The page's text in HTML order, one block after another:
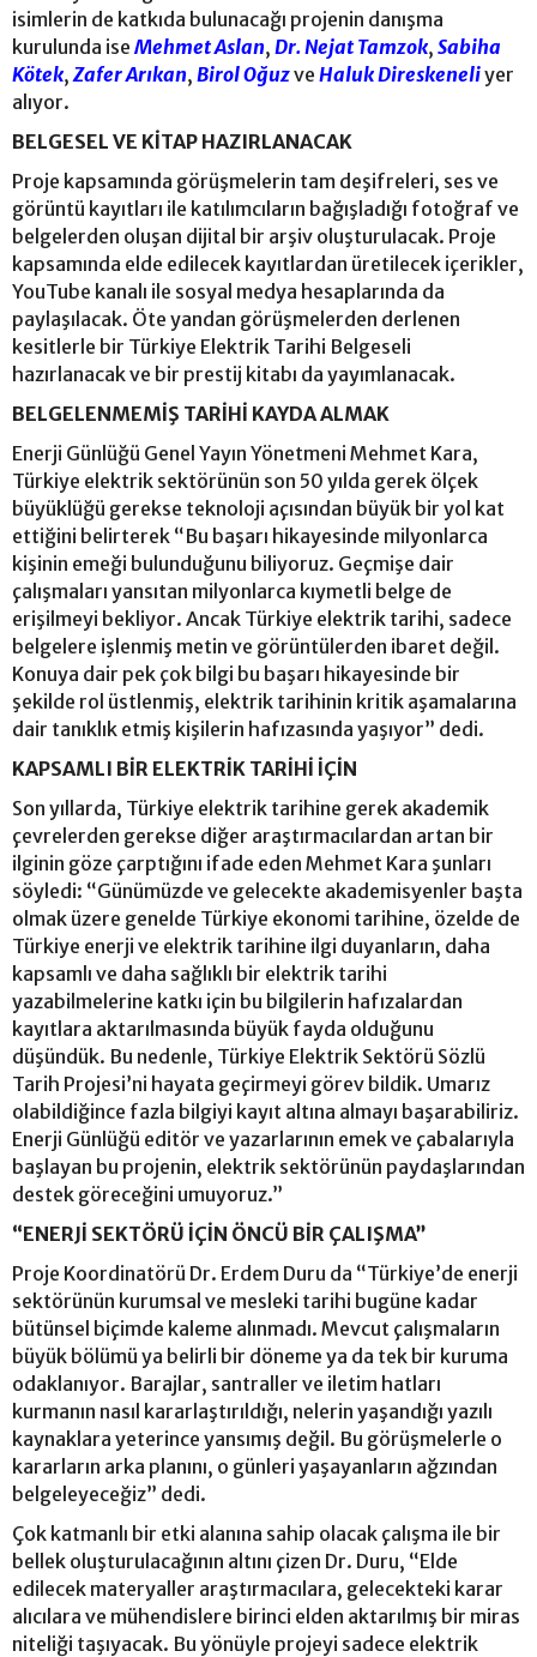
isimlerin de katkıda bulunacağı projenin danışma
kurulunda ise Mehmet Aslan, Dr. Nejat Tamzok, Sabiha
Kötek, Zafer Arıkan, Birol Oğuzve Haluk Direskeneliyer
alıyor.
BELGESEL VE KİTAP HAZIRLANACAK
Proje kapsamında görüşmelerin tam deşifreleri, ses ve
görüntü kayıtları ile katılımcıların bağışladığı fotoğraf ve
belgelerden oluşan dijital bir arşiv oluşturulacak. Proje
kapsamında elde edilecek kayıtlardan üretilecek içerikler,
YouTube kanalı ile sosyal medya hesaplarında da
paylaşılacak. Öte yandan görüşmelerden derlenen
kesitlerle bir Türkiye Elektrik Tarihi Belgeseli
hazırlanacak ve bir prestij kitabı da yayımlanacak.
BELGELENMEMİŞ TARİHİ KAYDA ALMAK
Enerji Günlüğü Genel Yayın Yönetmeni Mehmet Kara,
Türkiye elektrik sektörünün son 50 yılda gerek ölçek
büyüklüğü gerekse teknoloji açısından büyük bir yol kat
ettiğini belirterek “Bu başarı hikayesinde milyonlarca
kişinin emeği bulunduğunu biliyoruz. Geçmişe dair
çalışmaları yansıtan milyonlarca kıymetli belge de
erişilmeyi bekliyor. Ancak Türkiye elektrik tarihi, sadece
belgelere işlenmiş metin ve görüntülerden ibaret değil.
Konuya dair pek çok bilgi bu başarı hikayesinde bir
şekilde rol üstlenmiş, elektrik tarihinin kritik aşamalarına
dair tanıklık etmiş kişilerin hafızasında yaşıyor” dedi.
KAPSAMLI BİR ELEKTRİK TARİHİ İÇİN
Son yıllarda, Türkiye elektrik tarihine gerek akademik
çevrelerden gerekse diğer araştırmacılardan artan bir
ilginin göze çarptığını ifade eden Mehmet Kara şunları
söyledi: “Günümüzde ve gelecekte akademisyenler başta
olmak üzere genelde Türkiye ekonomi tarihine, özelde de
Türkiye enerji ve elektrik tarihine ilgi duyanların, daha
kapsamlı ve daha sağlıklı bir elektrik tarihi
yazabilmelerine katkı için bu bilgilerin hafızalardan
kayıtlara aktarılmasında büyük fayda olduğunu
düşündük. Bu nedenle, Türkiye Elektrik Sektörü Sözlü
Tarih Projesi’ni hayata geçirmeyi görev bildik. Umarız
olabildiğince fazla bilgiyi kayıt altına almayı başarabiliriz.
Enerji Günlüğü editör ve yazarlarının emek ve çabalarıyla
başlayan bu projenin, elektrik sektörünün paydaşlarından
destek göreceğini umuyoruz.”
“ENERJİ SEKTÖRÜ İÇİN ÖNCÜ BİR ÇALIŞMA”
Proje Koordinatörü Dr. Erdem Duru da “Türkiye’de enerji
sektörünün kurumsal ve mesleki tarihi bugüne kadar
bütünsel biçimde kaleme alınmadı. Mevcut çalışmaların
büyük bölümü ya belirli bir döneme ya da tek bir kuruma
odaklanıyor. Barajlar, santraller ve iletim hatları
kurmanın nasıl kararlaştırıldığı, nelerin yaşandığı yazılı
kaynaklara yeterince yansımış değil. Bu görüşmelerle o
kararların arka planını, o günleri yaşayanların ağzından
belgeleyeceğiz” dedi.
Çok katmanlı bir etki alanına sahip olacak çalışma ile bir
bellek oluşturulacağının altını çizen Dr. Duru, “Elde
edilecek materyaller araştırmacılara, gelecekteki karar
alıcılara ve mühendislere birinci elden aktarılmış bir miras
niteliği taşıyacak. Bu yönüyle projeyi sadece elektrik